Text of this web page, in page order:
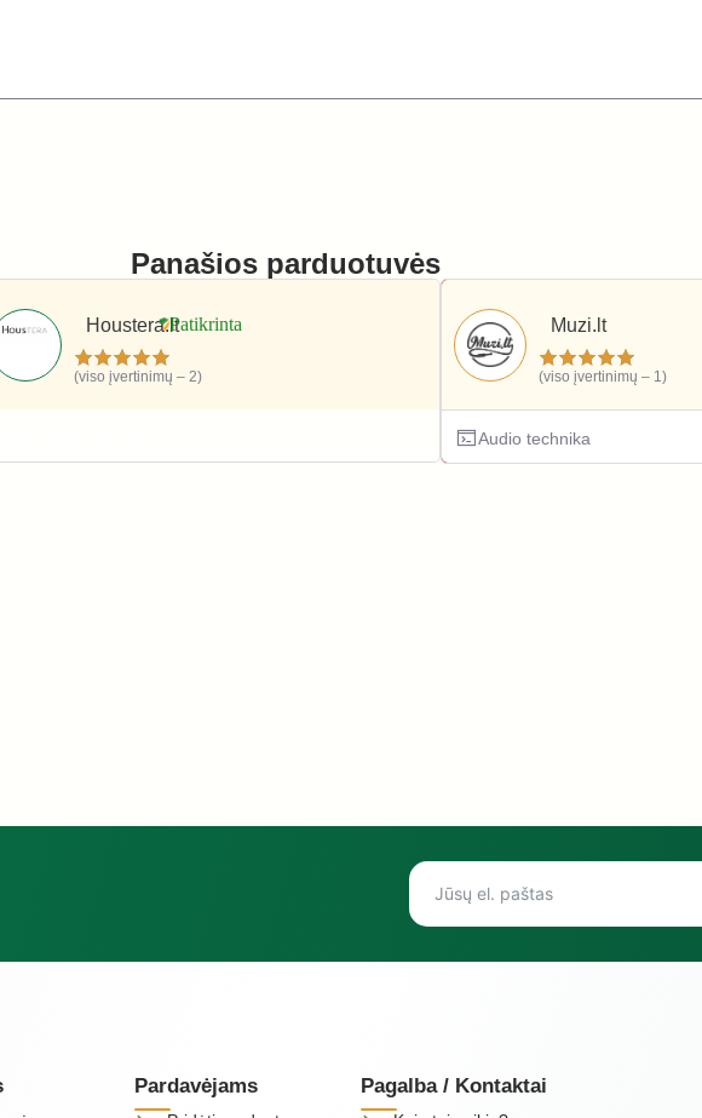
Panašios parduotuvės
Houstera.lt
(viso įvertinimų – 2)
Muzi.lt
(viso įvertinimų – 1)
Audio technika
Pardavėjams Pagalba / Kontaktai